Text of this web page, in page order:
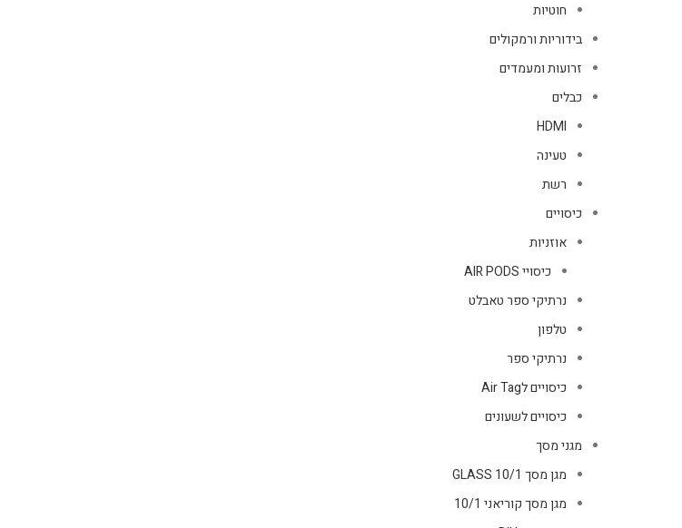
חוטיות
בידוריות ורמקולים
זרועות ומעמדים
כבלים
HDMI
טעינה
רשת
כיסויים
אוזניות
כיסויי AIR PODS
נרתיקי ספר טאבלט
טלפון
נרתיקי ספר
כיסויים לAir Tag
כיסויים לשעונים
מגני מסך
מגן מסך GLASS 10/1
מגן מסך קוריאני 10/1